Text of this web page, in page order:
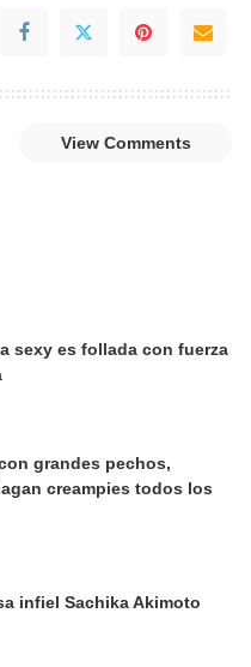
View Comments
sexy es follada con fuerza
grandes pechos,
creampies todos los
infiel Sachika Akimoto